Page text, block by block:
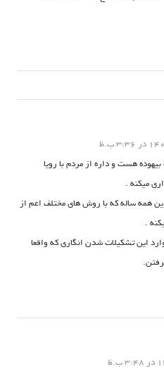
هست و داره از مردم با رویا
میکنه .
همه ساله که با روش های مختلف اعم از
.
این تشکیلات شدن انگاری که واقعا